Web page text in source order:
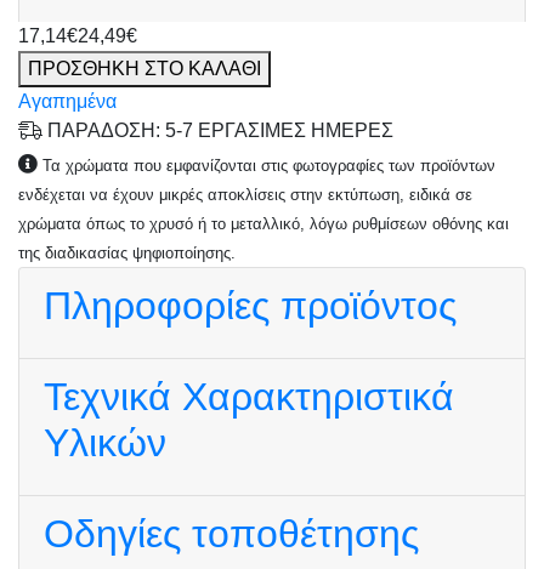
17,14€24,49€
ΠΡΟΣΘΗΚΗ ΣΤΟ ΚΑΛΑΘΙ
Αγαπημένα
ΠΑΡΑΔΟΣΗ: 5-7 ΕΡΓΑΣΙΜΕΣ ΗΜΕΡΕΣ
Τα χρώματα που εμφανίζονται στις φωτογραφίες των προϊόντων
ενδέχεται να έχουν μικρές αποκλίσεις στην εκτύπωση, ειδικά σε
χρώματα όπως το χρυσό ή το μεταλλικό, λόγω ρυθμίσεων οθόνης και
της διαδικασίας ψηφιοποίησης.
Πληροφορίες προϊόντος
Τεχνικά Χαρακτηριστικά
Υλικών
Οδηγίες τοποθέτησης